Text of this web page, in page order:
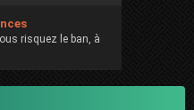
risquez le ban, à